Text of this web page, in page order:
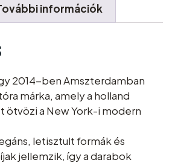
információk
2014-ben Amszterdamban
márka, amely a holland
ötvözi a New York-i modern
letisztult formák és
jellemzik, így a darabok